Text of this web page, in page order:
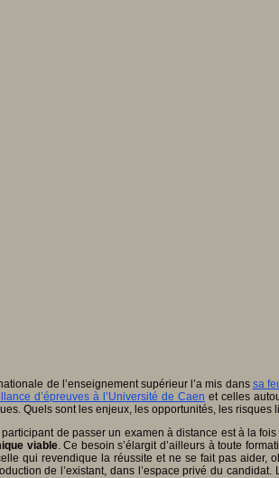
de l’enseignement supérieur l’a mis dans sa
d’épreuves à l’Université de Caen et celles
Quels sont les enjeux, les opportunités, les risques
de passer un examen à distance est à la fois
viable. Ce besoin s’élargit d’ailleurs à toute
qui revendique la réussite et ne se fait pas
de l’existant, dans l’espace privé du